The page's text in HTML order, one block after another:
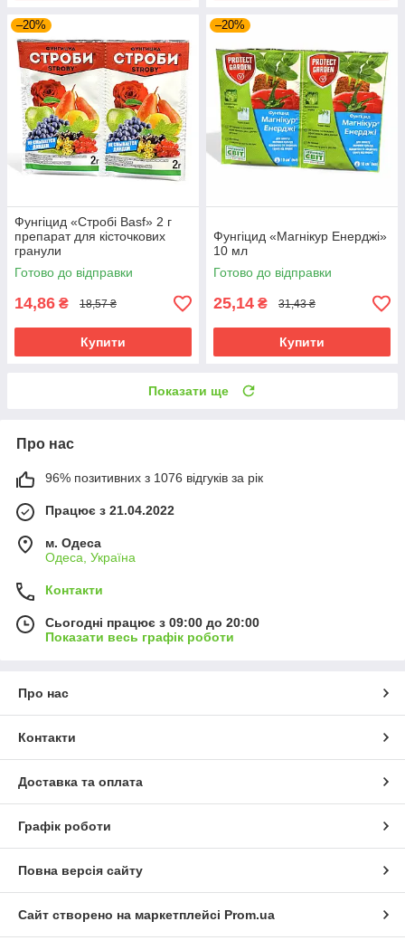
–20%
Фунгіцид «Стробі Basf» 2 г
препарат для кісточкових
гранули
Готово до відправки
14,86 ₴ 18,57 ₴
Купити
–20%
Фунгіцид «Магнікур Енерджі»
10 мл
Готово до відправки
25,14 ₴ 31,43 ₴
Купити
Показати ще
Про нас
96% позитивних з 1076 відгуків за рік
Працює з 21.04.2022
м. Одеса
Одеса, Україна
Контакти
Сьогодні працює з 09:00 до 20:00
Показати весь графік роботи
Про нас
Контакти
Доставка та оплата
Графік роботи
Повна версія сайту
Сайт створено на маркетплейсі Prom.ua